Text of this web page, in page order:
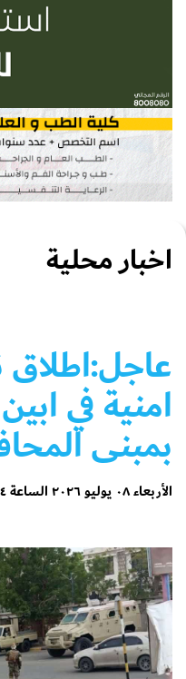
اخبار محلية
عاجل:اطلاق
امنية في
بمبنى
الأربعاء ٠٨ يوليو ٢٠٢٦ الساعة ٠٢:٣٤ مساءً